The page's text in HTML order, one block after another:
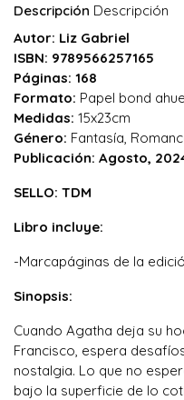
Descripción Descripción
Autor: Liz Gabriel
ISBN: 9789566257165
Páginas: 168
Formato: Papel bond
Medidas: 15x23cm
Género: Fantasía,
Publicación: Agosto,
SELLO: TDM
Libro incluye:
-Marcapáginas de la
Sinopsis:
Cuando Agatha deja su
Francisco, espera
nostalgia. Lo que no
bajo la superficie de lo